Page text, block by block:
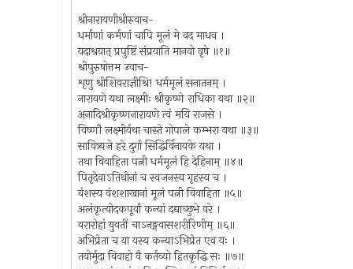
श्रीनारायणीश्रीरुवाच-
धर्माणां कर्मणां चापि मूलं मे वद माधव ।
यदाश्रयात् प्रपुष्टिं संप्रयाति मानवो वृषे ॥१॥
श्रीपुरुषोत्तम उवाच-
शृणु श्रीशिवराज्ञीश्रि! धर्ममूलं सनातनम् ।
नारायणे यथा लक्ष्मीः श्रीकृष्णे राधिका यथा ॥२॥
अनादिश्रीकृष्णनारायणे त्वं मयि राजसे ।
विष्णौ लक्ष्मीर्यथा चास्ते गोपाले कम्भरा यथा ॥३॥
सावित्र्यजे हरे दुर्गा सिद्धिर्विनायके यथा ।
तथा विवाहिता पत्नी धर्ममूलं हि देहिनाम् ॥४॥
पितृदेवाऽतिथीनां च स्वजनस्य गृहस्य च ।
वंशस्य वंशशाखानां मूलं पत्नी विवाहिता ॥५॥
अलंकृत्योदकपूर्वां कन्यां दद्याच्छुभे वरे ।
वरारोहां युवतीं चाऽनङ्गवासशरीरिणीम् ॥६॥
अभिप्रेता च या यस्य कन्याऽभिप्रेत एव यः ।
तयोर्मुदा विवाहो वै कर्तव्यो हितकृद्धि सः ॥७॥